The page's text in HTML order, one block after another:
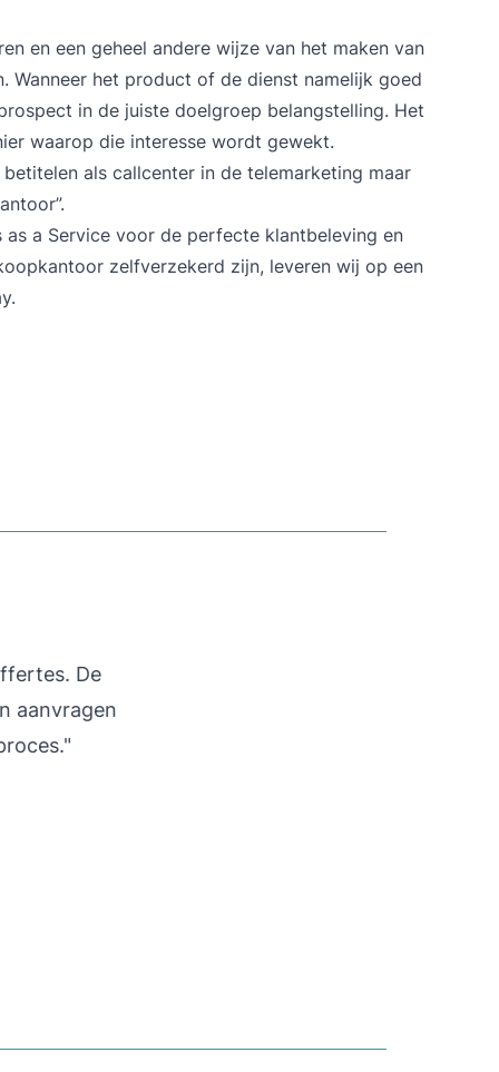
en een geheel andere wijze van het maken van
Wanneer het product of de dienst namelijk goed
in de juiste doelgroep belangstelling. Het
waarop die interesse wordt gewekt.
als callcenter in de telemarketing maar
a Service voor de perfecte klantbeleving en
zelfverzekerd zijn, leveren wij op een
De
aanvragen